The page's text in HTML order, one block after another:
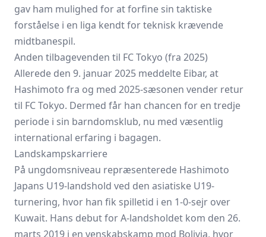
gav ham mulighed for at forfine sin taktiske
forståelse i en liga kendt for teknisk krævende
midtbanespil.
Anden tilbagevenden til FC Tokyo (fra 2025)
Allerede den 9. januar 2025 meddelte Eibar, at
Hashimoto fra og med 2025-sæsonen vender retur
til FC Tokyo. Dermed får han chancen for en tredje
periode i sin barndomsklub, nu med væsentlig
international erfaring i bagagen.
Landskampskarriere
På ungdomsniveau repræsenterede Hashimoto
Japans U19-landshold ved den asiatiske U19-
turnering, hvor han fik spilletid i en 1-0-sejr over
Kuwait. Hans debut for A-landsholdet kom den 26.
marts 2019 i en venskabskamp mod Bolivia, hvor